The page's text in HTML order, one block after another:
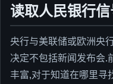
读取人民银行
央行与美联储或欧洲央
决定不包括新闻发布会.
丰富,对于知道在哪里寻